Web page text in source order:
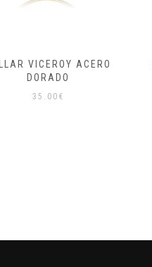
VICEROY PIEL
NEGRA
45.00 €